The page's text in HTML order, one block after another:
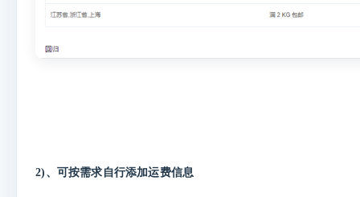
2)、可按需求自行添加运费信息